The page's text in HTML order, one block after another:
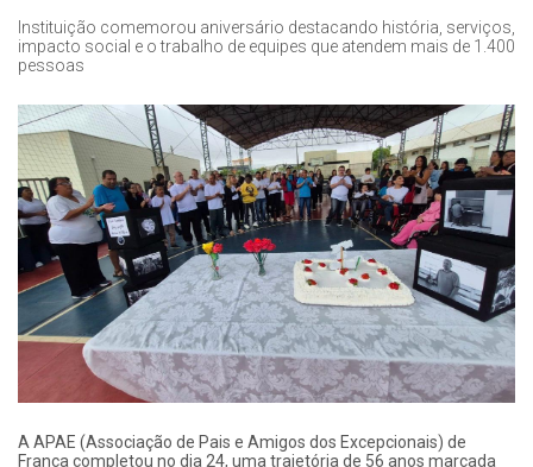
Instituição comemorou aniversário destacando história, serviços,
impacto social e o trabalho de equipes que atendem mais de 1.400
pessoas
A APAE (Associação de Pais e Amigos dos Excepcionais) de
Franca completou no dia 24, uma trajetória de 56 anos marcada